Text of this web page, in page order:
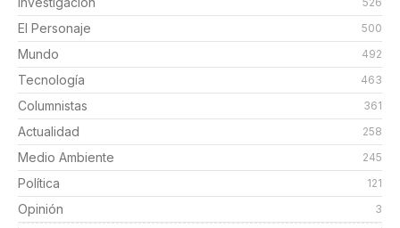
El Personaje 500
Mundo 492
Tecnología 463
Columnistas 361
Actualidad 258
Medio Ambiente 245
Política 121
Opinión 3